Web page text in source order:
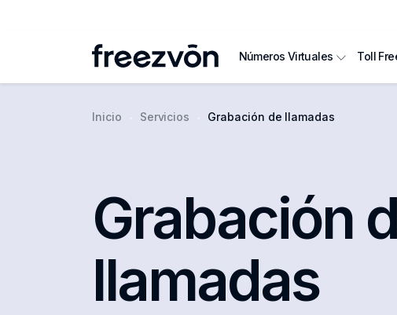
Números Virtuales Toll
Inicio Servicios Grabación de llamadas
Grabación
llamadas